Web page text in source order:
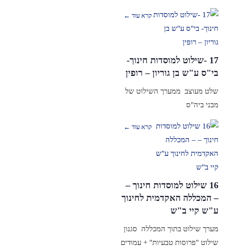
קרא עוד ←
17 -שילוט למוסדות חינוך-
בי"ס ע"ש בן גוריון – רופין
שלט מעוצב ממערך השילוט של
מבני ביה"ס
קרא עוד ←
16 שילוט למוסדות חינוך –
– המכללה האקדמית לחינוך
ע"ש קיי ב"ש
מערך שילוט בתוך המכללה סגנון
שילוט "פרוסות טבעיות" + עמודים